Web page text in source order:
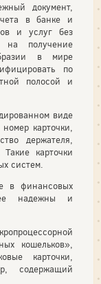
документ,
в банке и
и услуг без
на получение
в мире
по
полосой и
виде
карточки,
держателя,
карточки
систем.
в финансовых
надежны и
кошельков»,
карточки,
содержащий